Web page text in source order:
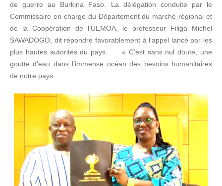
de guerre au Burkina Faso. La délégation conduite par le
Commissaire en charge du Département du marché régional et
de la Coopération de l’UEMOA, le professeur Filiga Michel
SAWADOGO, dit répondre favorablement à l’appel lancé par les
plus hautes autorités du pays. « C’est sans nul doute, une
goutte d’eau dans l’immense océan des besoins humanitaires
de notre pays.